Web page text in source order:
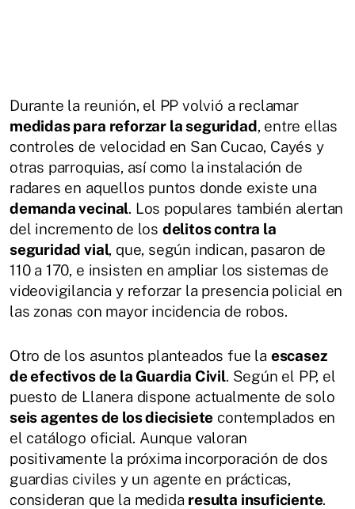
Durante la reunión, el PP volvió a reclamar
medidas para reforzar la seguridad, entre ellas
controles de velocidad en San Cucao, Cayés y
otras parroquias, así como la instalación de
radares en aquellos puntos donde existe una
demanda vecinal. Los populares también alertan
del incremento de los delitos contra la
seguridad vial, que, según indican, pasaron de
110 a 170, e insisten en ampliar los sistemas de
videovigilancia y reforzar la presencia policial en
las zonas con mayor incidencia de robos.
Otro de los asuntos planteados fue la escasez
de efectivos de la Guardia Civil. Según el PP, el
puesto de Llanera dispone actualmente de solo
seis agentes de los diecisiete contemplados en
el catálogo oficial. Aunque valoran
positivamente la próxima incorporación de dos
guardias civiles y un agente en prácticas,
consideran que la medida resulta insuficiente.